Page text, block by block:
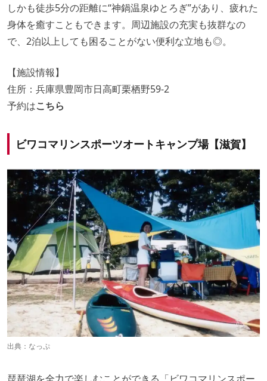
しかも徒歩5分の距離に“神鍋温泉ゆとろぎ”があり、疲れた
身体を癒すこともできます。周辺施設の充実も抜群なの
で、2泊以上しても困ることがない便利な立地も◎。
【施設情報】
住所：兵庫県豊岡市日高町栗栖野59-2
予約はこちら
ビワコマリンスポーツオートキャンプ場【滋賀】
出典： なっぷ